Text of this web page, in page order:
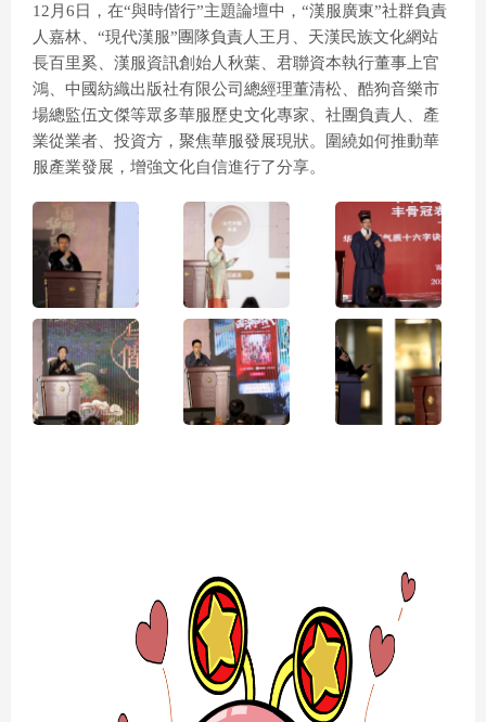
12月6日，在“與時偕行”主題論壇中，“漢服廣東”社群負責
人嘉林、“現代漢服”團隊負責人王月、天漢民族文化網站
長百里奚、漢服資訊創始人秋葉、君聯資本執行董事上官
鴻、中國紡織出版社有限公司總經理董清松、酷狗音樂市
場總監伍文傑等眾多華服歷史文化專家、社團負責人、產
業從業者、投資方，聚焦華服發展現狀。圍繞如何推動華
服產業發展，增強文化自信進行了分享。